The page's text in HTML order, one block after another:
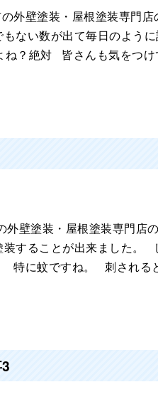
外壁塗装・屋根塗装専門
ない数が出て毎日のように
ね？絶対 皆さんも気をつけ
外壁塗装・屋根塗装専門店
することが出来ました。
特に蚊ですね。 刺される